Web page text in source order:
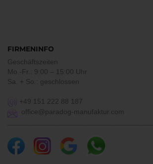
FIRMENINFO
Geschäftszeiten
Mo.-Fr.: 9:00 – 15:00 Uhr
Sa. + So.: geschlossen
+49 151 222 88 187
office@paradog-manufaktur.com